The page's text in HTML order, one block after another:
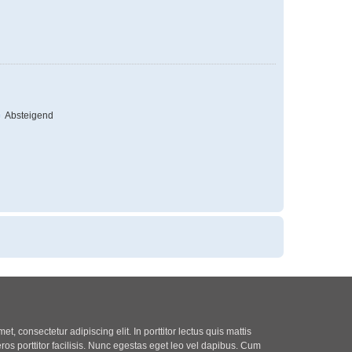
Absteigend
consectetur adipiscing elit. In porttitor lectus quis mattis
porttitor facilisis. Nunc egestas eget leo vel dapibus. Cum